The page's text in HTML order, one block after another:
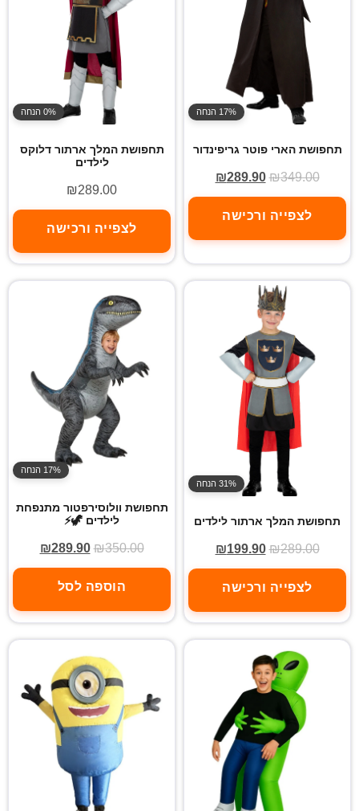
17% הנחה
תחפושת הארי פוטר גריפינדור
₪349.00
₪289.90
לצפייה ורכישה
0% הנחה
תחפושת המלך ארתור דלוקס
לילדים
₪289.00
לצפייה ורכישה
31% הנחה
תחפושת המלך ארתור לילדים
₪289.00
₪199.90
לצפייה ורכישה
17% הנחה
תחפושת וולוסירפטור מתנפחת
לילדים 🦖⚡
₪350.00
₪289.90
הוספה לסל